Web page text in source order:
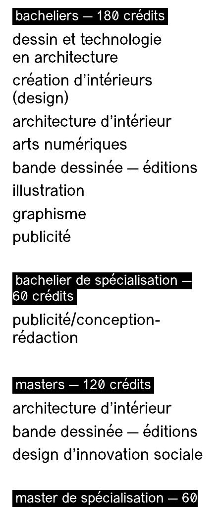
bacheliers — 180 crédits
dessin et technologie
en architecture
création d'intérieurs
(design)
architecture d’intérieur
arts numériques
bande dessinée — éditions
illustration
graphisme
publicité
bachelier de spécialisation —
60 crédits
publicité/conception-
rédaction
masters — 120 crédits
architecture d’intérieur
bande dessinée — éditions
design d'innovation sociale
master de spécialisation — 60